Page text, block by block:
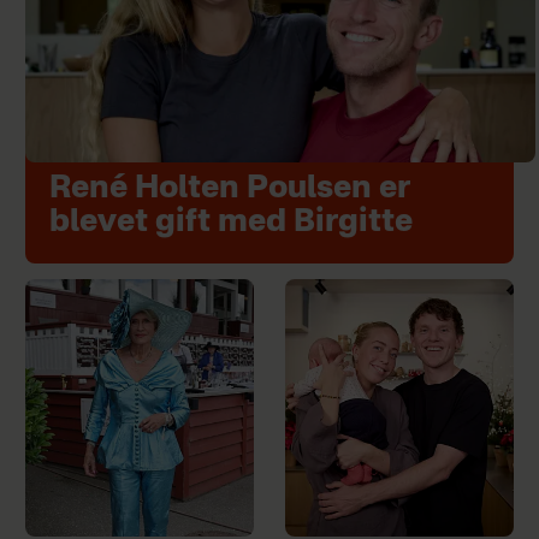
René Holten Poulsen er
blevet gift med Birgitte